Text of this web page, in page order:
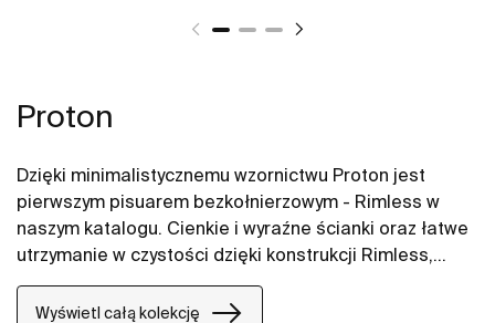
Proton
Dzięki minimalistycznemu wzornictwu Proton jest
pierwszym pisuarem bezkołnierzowym - Rimless w
naszym katalogu. Cienkie i wyraźne ścianki oraz łatwe
utrzymanie w czystości dzięki konstrukcji Rimless,
która zapobiega gromadzeniu się brudu. Pisuary
Proton dostępne w wersji elektronicznej, które
Wyświetl całą kolekcję